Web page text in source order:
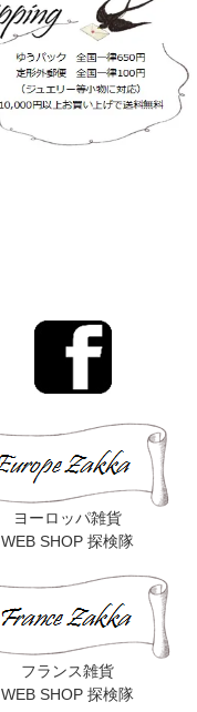
ヨーロッパ雑貨
WEB SHOP 探検隊
フランス雑貨
WEB SHOP 探検隊